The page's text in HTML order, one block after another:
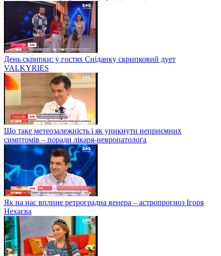
День скрипки: у гостях Сніданку скрипковий дует
VALKYRIES
Що таке метеозалежність і як уникнути неприємних
симптомів – поради лікаря-невропатолога
Як на нас вплине ретроградна венера – астропрогноз Ігоря
Нехаєва